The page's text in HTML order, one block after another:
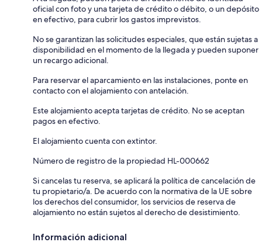
oficial con foto y una tarjeta de crédito o débito, o un depósito
en efectivo, para cubrir los gastos imprevistos.
No se garantizan las solicitudes especiales, que están sujetas a
disponibilidad en el momento de la llegada y pueden suponer
un recargo adicional.
Para reservar el aparcamiento en las instalaciones, ponte en
contacto con el alojamiento con antelación.
Este alojamiento acepta tarjetas de crédito. No se aceptan
pagos en efectivo.
El alojamiento cuenta con extintor.
Número de registro de la propiedad HL-000662
Si cancelas tu reserva, se aplicará la política de cancelación de
tu propietario/a. De acuerdo con la normativa de la UE sobre
los derechos del consumidor, los servicios de reserva de
alojamiento no están sujetos al derecho de desistimiento.
Información adicional